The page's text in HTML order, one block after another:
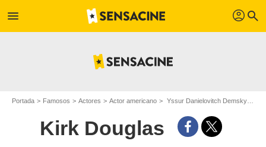
menu profil search
Portada Famosos Actores Actor americano Yssur Danielovitch Demsky - Apodo : Kirk Douglas
Kirk Douglas